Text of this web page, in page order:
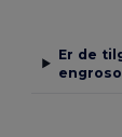
Er de